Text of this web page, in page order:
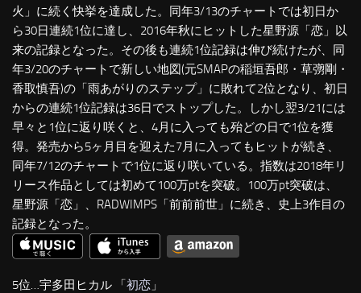
火」に続く快挙を達成した。同年3/13のチャートでは初日か
ら30日連続1位に達し、2016年秋にヒットした星野源「恋」以
来の記録となった。その後も連続1位記録は伸び続けたが、同
年3/20のチャートで新しい地図(元SMAPの稲垣吾郎・草彅剛・
香取慎吾)の「雨あがりのステップ」に敗れて2位となり、初日
からの連続1位記録は36日でストップした。しかし翌3/21には
早々と1位に返り咲くと、4月に入っても殆どの日で1位を獲
得。発売から5ヶ月目を迎えた7月に入ってもヒットが続き、
同年7/12のチャートで1位に返り咲いている。指数は2018年リ
リース作品としては初めて100万ptを突破。100万pt突破は、
星野源「恋」、RADWIMPS「前前前世」に続き、史上3作目の
記録となった。
5位…宇多田ヒカル 「初恋 」